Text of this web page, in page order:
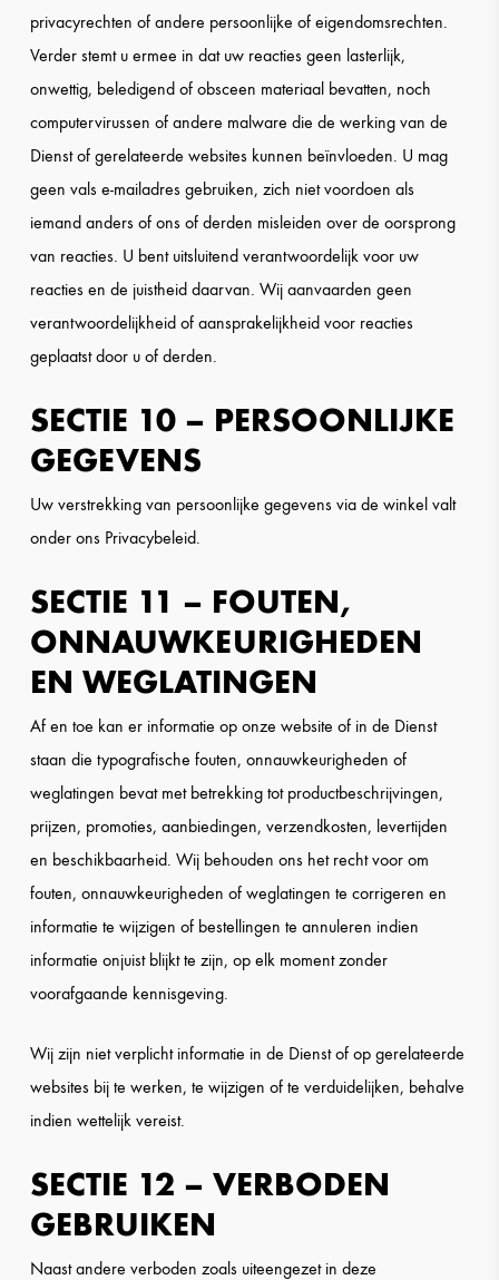
privacyrechten of andere persoonlijke of eigendomsrechten.
Verder stemt u ermee in dat uw reacties geen lasterlijk,
onwettig, beledigend of obsceen materiaal bevatten, noch
computervirussen of andere malware die de werking van de
Dienst of gerelateerde websites kunnen beïnvloeden. U mag
geen vals e-mailadres gebruiken, zich niet voordoen als
iemand anders of ons of derden misleiden over de oorsprong
van reacties. U bent uitsluitend verantwoordelijk voor uw
reacties en de juistheid daarvan. Wij aanvaarden geen
verantwoordelijkheid of aansprakelijkheid voor reacties
geplaatst door u of derden.
SECTIE 10 – PERSOONLIJKE
GEGEVENS
Uw verstrekking van persoonlijke gegevens via de winkel valt
onder ons Privacybeleid.
SECTIE 11 – FOUTEN,
ONNAUWKEURIGHEDEN
EN WEGLATINGEN
Af en toe kan er informatie op onze website of in de Dienst
staan die typografische fouten, onnauwkeurigheden of
weglatingen bevat met betrekking tot productbeschrijvingen,
prijzen, promoties, aanbiedingen, verzendkosten, levertijden
en beschikbaarheid. Wij behouden ons het recht voor om
fouten, onnauwkeurigheden of weglatingen te corrigeren en
informatie te wijzigen of bestellingen te annuleren indien
informatie onjuist blijkt te zijn, op elk moment zonder
voorafgaande kennisgeving.
Wij zijn niet verplicht informatie in de Dienst of op gerelateerde
websites bij te werken, te wijzigen of te verduidelijken, behalve
indien wettelijk vereist.
SECTIE 12 – VERBODEN
GEBRUIKEN
Naast andere verboden zoals uiteengezet in deze